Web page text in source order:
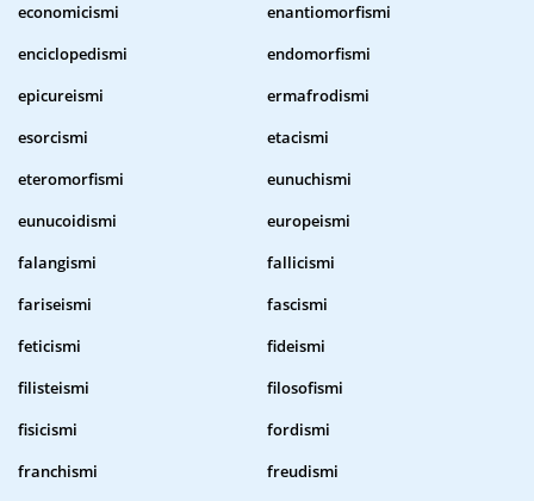
economicismi
enantiomorfismi
enciclopedismi
endomorfismi
epicureismi
ermafrodismi
esorcismi
etacismi
eteromorfismi
eunuchismi
eunucoidismi
europeismi
falangismi
fallicismi
fariseismi
fascismi
feticismi
fideismi
filisteismi
filosofismi
fisicismi
fordismi
franchismi
freudismi